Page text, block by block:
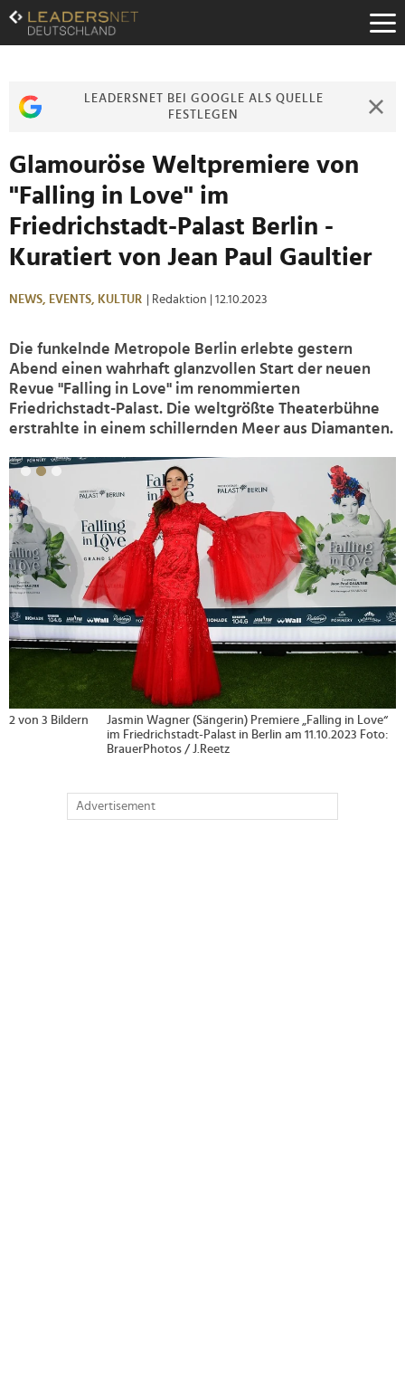
Zum
Inhalt
Zur
Zur
LEADERSNET BEI GOOGLE ALS QUELLE
FESTLEGEN
Glamouröse Weltpremiere von
"Falling in Love" im
Friedrichstadt-Palast Berlin -
Kuratiert von Jean Paul Gaultier
NEWS, EVENTS, KULTUR | Redaktion | 12.10.2023
Die funkelnde Metropole Berlin erlebte gestern
Abend einen wahrhaft glanzvollen Start der neuen
Revue "Falling in Love" im renommierten
Friedrichstadt-Palast. Die weltgrößte Theaterbühne
erstrahlte in einem schillernden Meer aus Diamanten.
>
2 von 3 Bildern
Jasmin Wagner (Sängerin) Premiere „Falling in Love“
im Friedrichstadt-Palast in Berlin am 11.10.2023 Foto:
BrauerPhotos / J.Reetz
Advertisement